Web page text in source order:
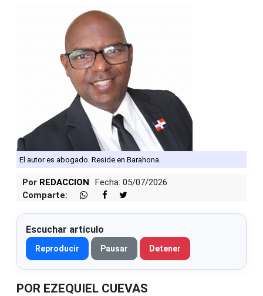
El autor es abogado. Reside en Barahona.
Por REDACCION
Fecha: 05/07/2026
Comparte:
Escuchar artículo
Reproducir Pausar Detener
POR EZEQUIEL CUEVAS